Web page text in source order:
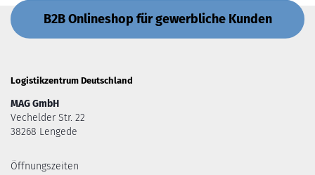
B2B Onlineshop für gewerbliche Kunden
Logistikzentrum Deutschland
MAG GmbH
Vechelder Str. 22
38268 Lengede
Öffnungszeiten